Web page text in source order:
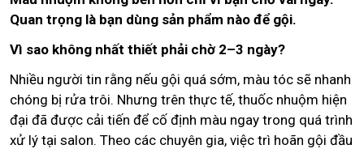
Quan trọng là bạn dùng sản phẩm nào để gội.
Vì sao không nhất thiết phải chờ 2–3 ngày?
Nhiều người tin rằng nếu gội quá sớm, màu tóc sẽ nhanh
chóng bị rửa trôi. Nhưng trên thực tế, thuốc nhuộm hiện
đại đã được cải tiến để cố định màu ngay trong quá trình
xử lý tại salon. Theo các chuyên gia, việc trì hoãn gội đầu